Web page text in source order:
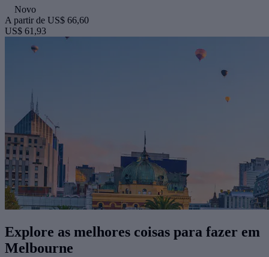
Novo
A partir de US$ 66,60
US$ 61,93
Explore as melhores coisas para fazer ​em
Melbourne